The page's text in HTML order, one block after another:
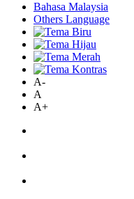
Bahasa Malaysia
Others Language
A-
A
A+